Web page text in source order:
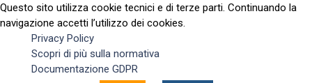
Questo sito utilizza cookie tecnici e di terze parti. Continuando la
navigazione accetti l’utilizzo dei cookies.
Privacy Policy
Scopri di più sulla normativa
Documentazione GDPR